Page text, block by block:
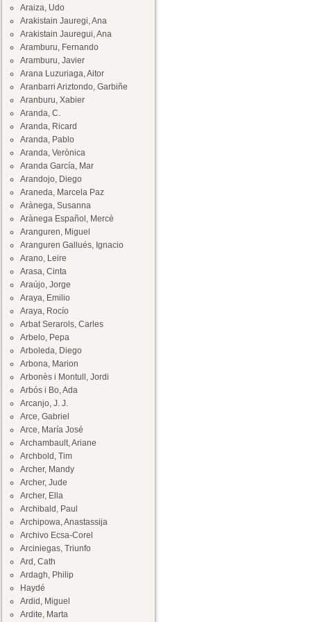
Araiza, Udo
Arakistain Jauregi, Ana
Arakistain Jauregui, Ana
Aramburu, Fernando
Aramburu, Javier
Arana Luzuriaga, Aitor
Aranbarri Ariztondo, Garbiñe
Aranburu, Xabier
Aranda, C.
Aranda, Ricard
Aranda, Pablo
Aranda, Verònica
Aranda García, Mar
Arandojo, Diego
Araneda, Marcela Paz
Arànega, Susanna
Arànega Español, Mercè
Aranguren, Miguel
Aranguren Gallués, Ignacio
Arano, Leire
Arasa, Cinta
Araújo, Jorge
Araya, Emilio
Araya, Rocío
Arbat Serarols, Carles
Arbelo, Pepa
Arboleda, Diego
Arbona, Marion
Arbonès i Montull, Jordi
Arbós i Bo, Ada
Arcanjo, J. J.
Arce, Gabriel
Arce, María José
Archambault, Ariane
Archbold, Tim
Archer, Mandy
Archer, Jude
Archer, Ella
Archibald, Paul
Archipowa, Anastassija
Archivo Ecsa-Corel
Arciniegas, Triunfo
Ard, Cath
Ardagh, Philip
Haydé
Ardid, Miguel
Ardite, Marta